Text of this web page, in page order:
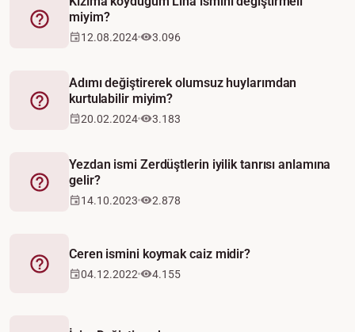
Fetva
miyim?
12.08.2024 3.096
Fetva
Adımı değiştirerek olumsuz huylarımdan
kurtulabilir miyim?
20.02.2024 3.183
Fetva
Yezdan ismi Zerdüştlerin iyilik tanrısı anlamına
gelir?
14.10.2023 2.878
Fetva
Ceren ismini koymak caiz midir?
04.12.2022 4.155